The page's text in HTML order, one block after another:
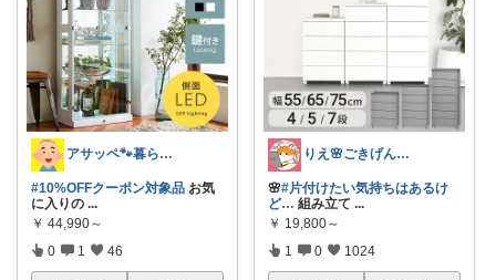
アサッペ🐾暮らしを整える愛用品セレクト
#10%OFFクーポン対象品 お気
に入りの ...
￥ 44,990～
0 1 46
りえ🌸ごきげんな暮らし🏠🌿
🌸#片付けたい気持ちはあるけ
ど… 組み立て ...
￥ 19,800～
1 0 1024